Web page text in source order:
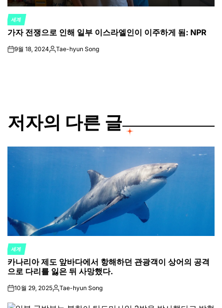
POSTED
IN
세계
가자 전쟁으로 인해 일부 이스라엘인이 이주하게 됨: NPR
on9월 18, 2024Posted
Tae-hyun Song
저자의 다른 글
POSTED
IN
세계
카나리아 제도 앞바다에서 항해하던 관광객이 상어의 공격
으로 다리를 잃은 뒤 사망했다.
on10월 29, 2025Posted
Tae-hyun Song